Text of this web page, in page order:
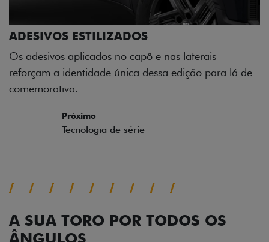
ADESIVOS ESTILIZADOS
Os adesivos aplicados no capô e nas laterais
reforçam a identidade única dessa edição para lá de
comemorativa.
Próximo
Tecnologia de série
A SUA TORO POR TODOS OS
ÂNGULOS